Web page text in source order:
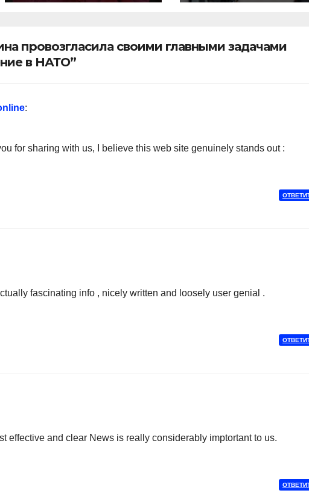
провозгласила своими главными задачами
в НАТО”
:
for sharing with us, I believe this web site genuinely stands out :
fascinating info , nicely written and loosely user genial .
effective and clear News is really considerably imptortant to us.